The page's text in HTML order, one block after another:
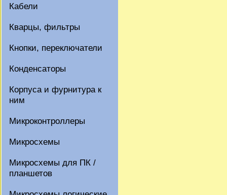
Кабели
Кварцы, фильтры
Кнопки, переключатели
Конденсаторы
Корпуса и фурнитура к
ним
Микроконтроллеры
Микросхемы
Микросхемы для ПК /
планшетов